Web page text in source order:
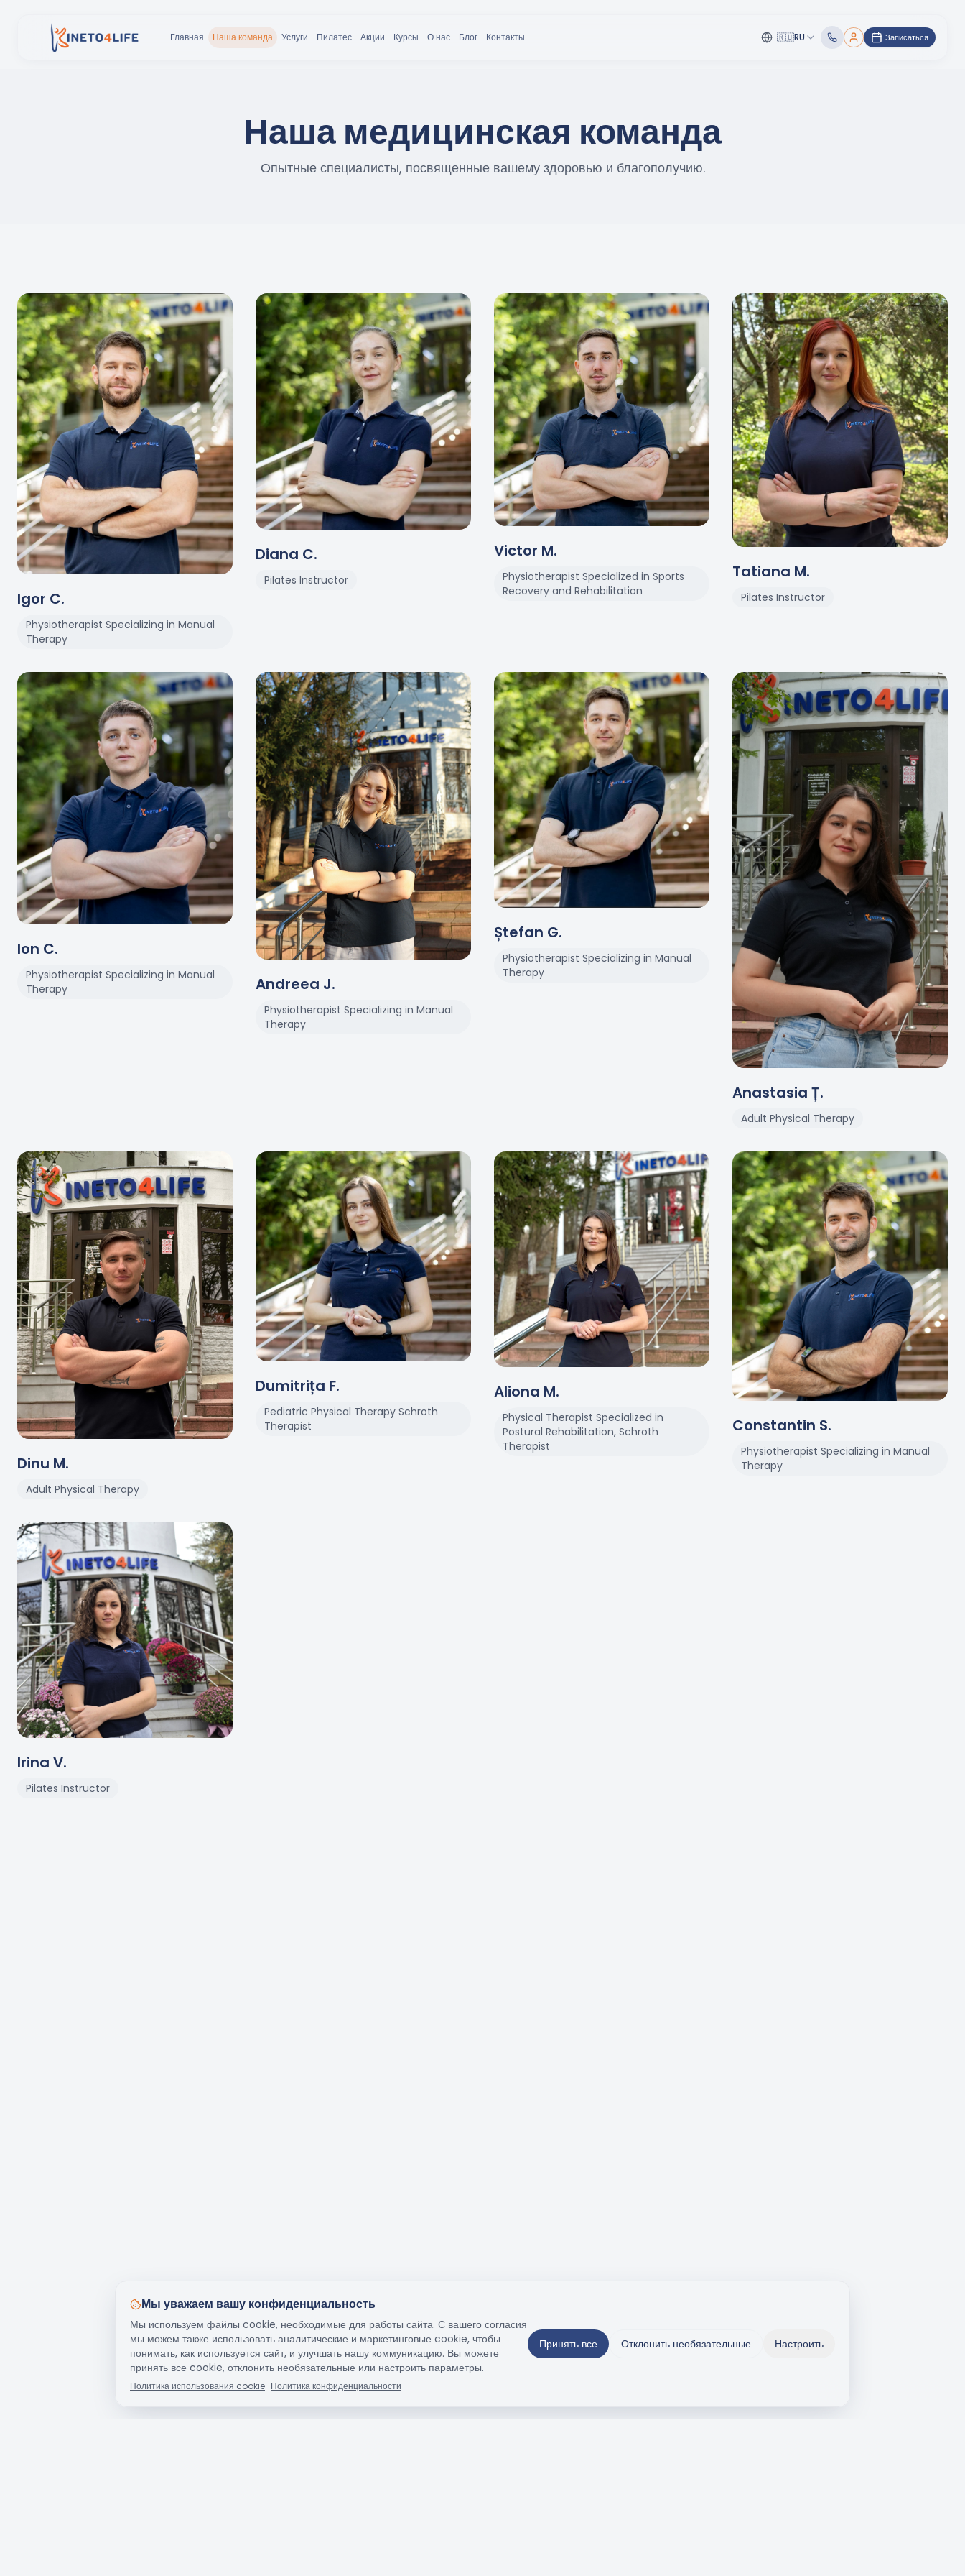
Главная Наша команда Услуги Пилатес Акции Курсы О нас Блог Контакты 🇷🇺RU Записаться
Наша медицинская команда
Опытные специалисты, посвященные вашему здоровью и благополучию.
Igor C.
Physiotherapist Specializing in Manual
Therapy
Diana C.
Pilates Instructor
Victor M.
Physiotherapist Specialized in Sports
Recovery and Rehabilitation
Tatiana M.
Pilates Instructor
Ion C.
Physiotherapist Specializing in Manual
Therapy
Andreea J.
Physiotherapist Specializing in Manual
Therapy
Ștefan G.
Physiotherapist Specializing in Manual
Therapy
Anastasia Ț.
Adult Physical Therapy
Dinu M.
Adult Physical Therapy
Dumitrița F.
Pediatric Physical Therapy Schroth
Therapist
Aliona M.
Physical Therapist Specialized in
Postural Rehabilitation, Schroth
Therapist
Constantin S.
Physiotherapist Specializing in Manual
Therapy
Irina V.
Pilates Instructor
Мы уважаем вашу конфиденциальность
Мы используем файлы cookie, необходимые для работы сайта. С вашего согласия
мы можем также использовать аналитические и маркетинговые cookie, чтобы
понимать, как используется сайт, и улучшать нашу коммуникацию. Вы можете
принять все cookie, отклонить необязательные или настроить параметры.
Политика использования cookie · Политика конфиденциальности
Принять все Отклонить необязательные Настроить